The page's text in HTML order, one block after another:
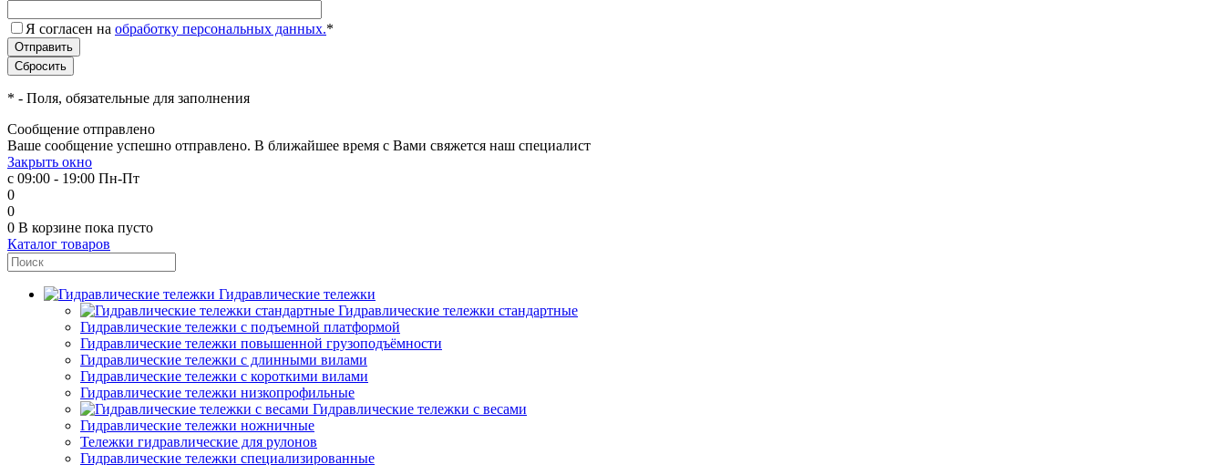
Я согласен на обработку персональных данных.*
* - Поля, обязательные для заполнения
Сообщение отправлено
Ваше сообщение успешно отправлено. В ближайшее время с Вами свяжется наш специалист
Закрыть окно
с 09:00 - 19:00 Пн-Пт
0
0
0 В корзине пока пусто
Каталог товаров
Гидравлические тележки
Гидравлические тележки стандартные
Гидравлические тележки с подъемной платформой
Гидравлические тележки повышенной грузоподъёмности
Гидравлические тележки с длинными вилами
Гидравлические тележки с короткими вилами
Гидравлические тележки низкопрофильные
Гидравлические тележки с весами
Гидравлические тележки ножничные
Тележки гидравлические для рулонов
Гидравлические тележки специализированные